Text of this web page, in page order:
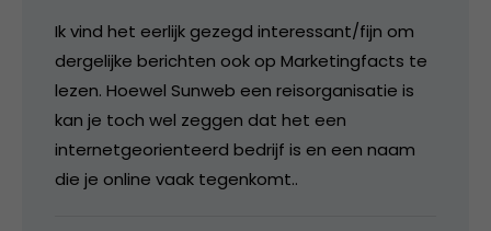
Ik vind het eerlijk gezegd interessant/fijn om
dergelijke berichten ook op Marketingfacts te
lezen. Hoewel Sunweb een reisorganisatie is
kan je toch wel zeggen dat het een
internetgeorienteerd bedrijf is en een naam
die je online vaak tegenkomt..